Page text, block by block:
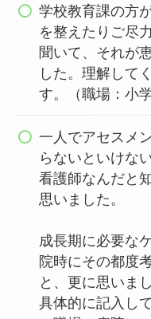
学校教育課の方
を整えたりご尽
聞いて、それが
した。理解して
す。（職場：小学
一人でアセスメ
らないといけな
看護師なんだと
思いました。
成長期に必要な
院時にその都度
と、更に思いま
具体的に記入し